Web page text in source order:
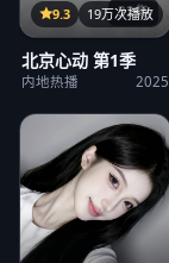
32集
9.3 19万次播放
北京心动 第1季
内地热播 2025